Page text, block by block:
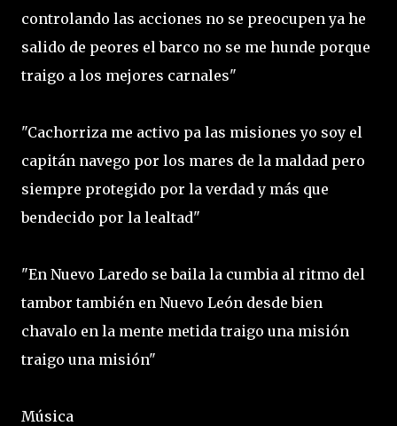
controlando las acciones no se preocupen ya he
salido de peores el barco no se me hunde porque
traigo a los mejores carnales"
"Cachorriza me activo pa las misiones yo soy el
capitán navego por los mares de la maldad pero
siempre protegido por la verdad y más que
bendecido por la lealtad"
"En Nuevo Laredo se baila la cumbia al ritmo del
tambor también en Nuevo León desde bien
chavalo en la mente metida traigo una misión
traigo una misión"
Música